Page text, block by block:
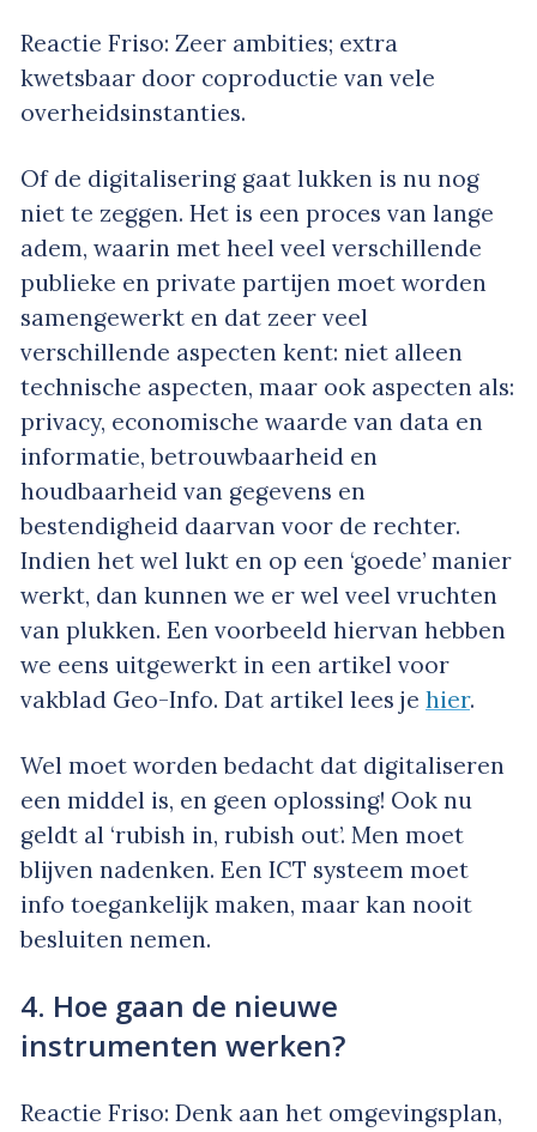
Reactie Friso: Zeer ambities; extra
kwetsbaar door coproductie van vele
overheidsinstanties.
Of de digitalisering gaat lukken is nu nog
niet te zeggen. Het is een proces van lange
adem, waarin met heel veel verschillende
publieke en private partijen moet worden
samengewerkt en dat zeer veel
verschillende aspecten kent: niet alleen
technische aspecten, maar ook aspecten als:
privacy, economische waarde van data en
informatie, betrouwbaarheid en
houdbaarheid van gegevens en
bestendigheid daarvan voor de rechter.
Indien het wel lukt en op een ‘goede’ manier
werkt, dan kunnen we er wel veel vruchten
van plukken. Een voorbeeld hiervan hebben
we eens uitgewerkt in een artikel voor
vakblad Geo-Info. Dat artikel lees je hier.
Wel moet worden bedacht dat digitaliseren
een middel is, en geen oplossing! Ook nu
geldt al ‘rubish in, rubish out’. Men moet
blijven nadenken. Een ICT systeem moet
info toegankelijk maken, maar kan nooit
besluiten nemen.
4. Hoe gaan de nieuwe
instrumenten werken?
Reactie Friso: Denk aan het omgevingsplan,